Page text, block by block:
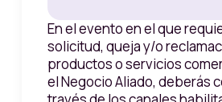
En el evento en el que
solicitud, queja y/o
productos o servicios
el Negocio Aliado, deberás